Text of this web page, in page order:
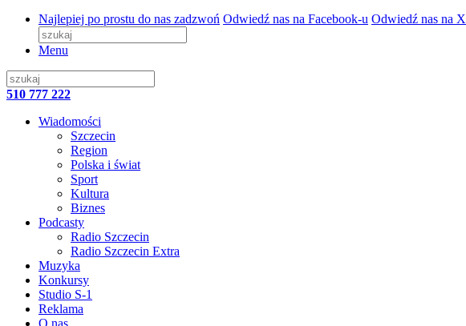
Najlepiej po prostu do nas zadzwoń Odwiedź nas na Facebook-u Odwiedź nas na X
Menu
510 777 222
Wiadomości
Szczecin
Region
Polska i świat
Sport
Kultura
Biznes
Podcasty
Radio Szczecin
Radio Szczecin Extra
Muzyka
Konkursy
Studio S-1
Reklama